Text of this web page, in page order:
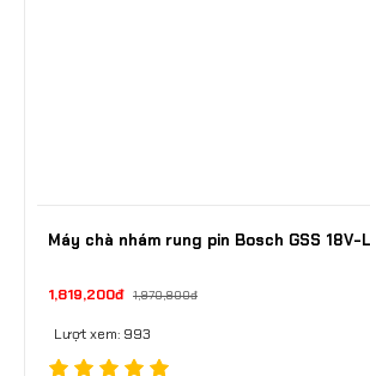
Máy chà nhám rung pin Bosch GSS 18V-
1,819,200đ 1,970,800đ
Lượt xem: 993